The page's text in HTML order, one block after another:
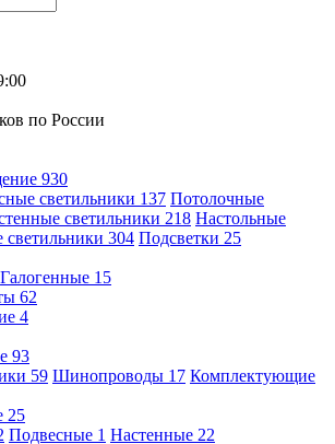
по России
930
светильники 137 Потолочные
светильники 218 Настольные
светильники 304 Подсветки 25
Галогенные 15
62
4
93
59 Шинопроводы 17 Комплектующие
25
Подвесные 1 Настенные 22